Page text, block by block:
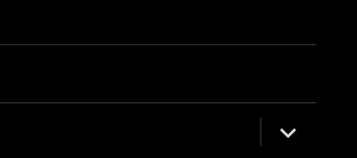
öffnen